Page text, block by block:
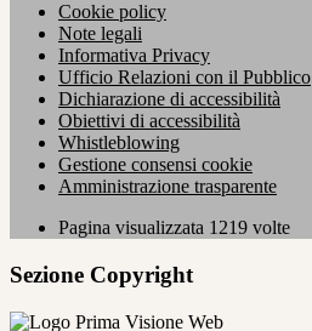
Cookie policy
Note legali
Informativa Privacy
Ufficio Relazioni con il Pubblico
Dichiarazione di accessibilità
Obiettivi di accessibilità
Whistleblowing
Gestione consensi cookie
Amministrazione trasparente
Pagina visualizzata 1219 volte
Sezione Copyright